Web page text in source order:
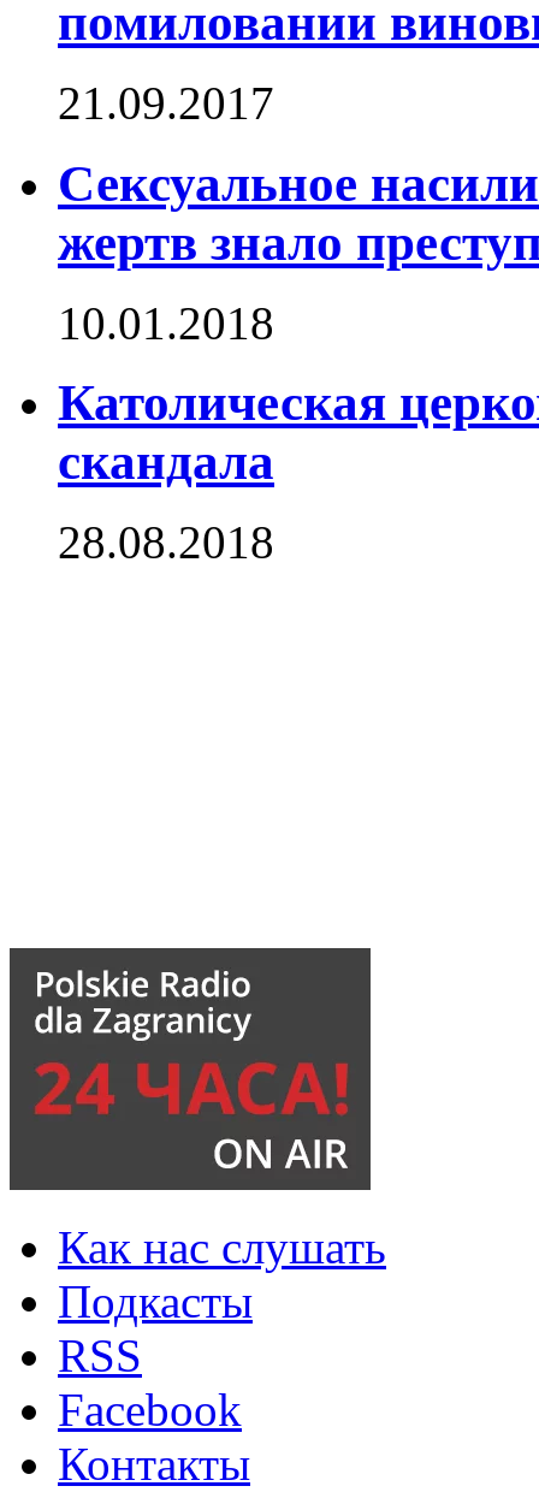
помиловании
21.09.2017
Сексуальное
жертв знало
10.01.2018
Католическая
скандала
28.08.2018
Как нас слушать
Подкасты
RSS
Facebook
Контакты